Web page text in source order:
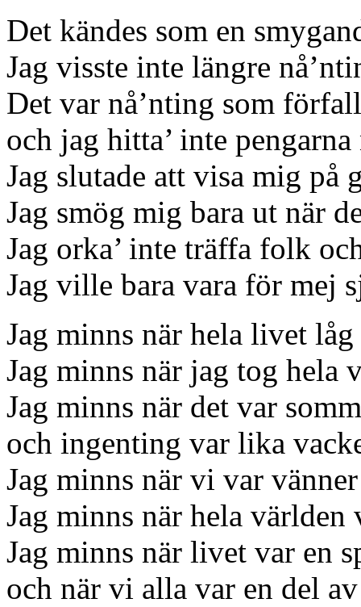
Det kändes som en
Jag visste inte längre
Det var nå’nting som
och jag hitta’ inte pengarna
Jag slutade att visa mig på
Jag smög mig bara ut när
Jag orka’ inte träffa folk
Jag ville bara vara för mej
Jag minns när hela livet
Jag minns när jag tog hela
Jag minns när det var
och ingenting var lika
Jag minns när vi var
Jag minns när hela
Jag minns när livet var en
och när vi alla var en del